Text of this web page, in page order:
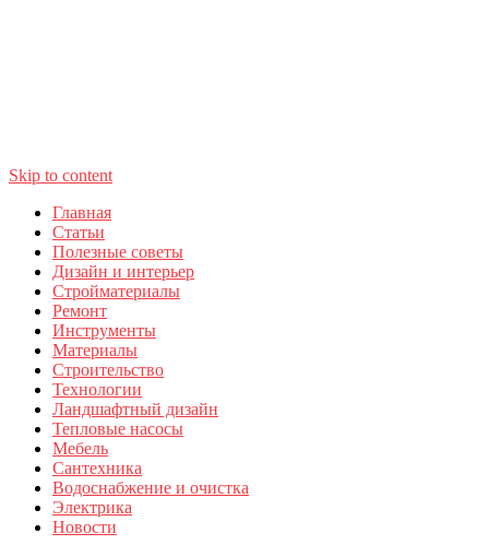
Skip to content
Главная
Статьи
Полезные советы
Дизайн и интерьер
Стройматериалы
Ремонт
Инструменты
Материалы
Строительство
Технологии
Ландшафтный дизайн
Тепловые насосы
Мебель
Сантехника
Водоснабжение и очистка
Электрика
Новости